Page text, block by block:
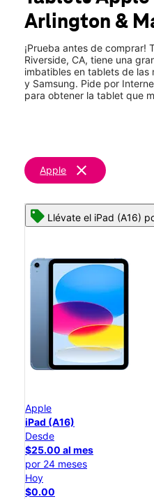
Vie.:10:00 a.m. a 8:00
Sáb.:10:00 a.m. a 8:00
5050 Arlington Ave Ste 100
Arlington &
¡Prueba antes de comprar!
Riverside, CA, tiene una
imbatibles en tablets de las
y Samsung. Pide por
para obtener la tablet que
Apple clear
Llévate el iPad (A16)
Apple
iPad (A16)
Desde
$25.00 al mes
por 24 meses
Hoy
$0.00